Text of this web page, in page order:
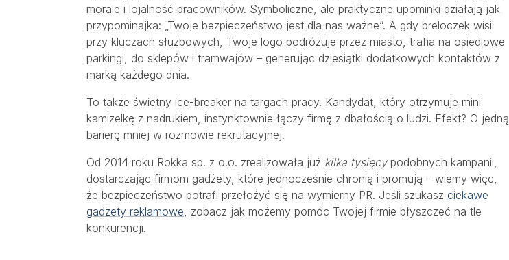
morale i lojalność pracowników. Symboliczne, ale praktyczne upominki działają jak
przypominajka: „Twoje bezpieczeństwo jest dla nas ważne”. A gdy breloczek wisi
przy kluczach służbowych, Twoje logo podróżuje przez miasto, trafia na osiedlowe
parkingi, do sklepów i tramwajów – generując dziesiątki dodatkowych kontaktów z
marką każdego dnia.
To także świetny ice-breaker na targach pracy. Kandydat, który otrzymuje mini
kamizelkę z nadrukiem, instynktownie łączy firmę z dbałością o ludzi. Efekt? O jedną
barierę mniej w rozmowie rekrutacyjnej.
Od 2014 roku Rokka sp. z o.o. zrealizowała już kilka tysięcypodobnych kampanii,
dostarczając firmom gadżety, które jednocześnie chronią i promują – wiemy więc,
że bezpieczeństwo potrafi przełożyć się na wymierny PR. Jeśli szukasz ciekawe
gadżety reklamowe , zobacz jak możemy pomóc Twojej firmie błyszczeć na tle
konkurencji.